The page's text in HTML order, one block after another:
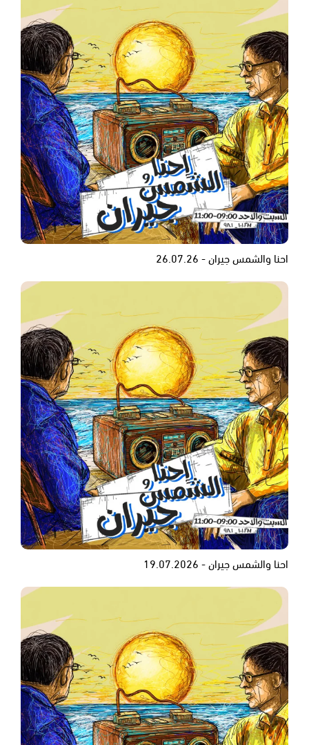
احنا والشمس جيران - 26.07.26
احنا والشمس جيران - 19.07.2026